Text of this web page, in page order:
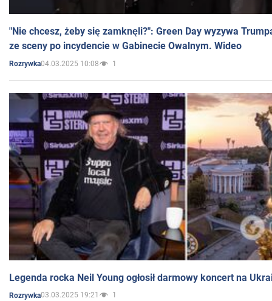
"Nie chcesz, żeby się zamknęli?": Green Day wyzywa
ze sceny po incydencie w Gabinecie Owalnym. Wideo
Rozrywka04.03.2025 10:08 1
Legenda rocka Neil Young ogłosił darmowy koncert na
Rozrywka03.03.2025 19:21 1